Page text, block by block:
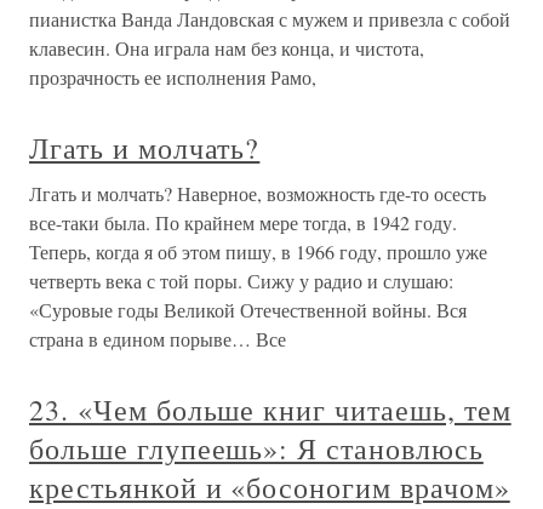
пианистка Ванда Ландовская с мужем и привезла с собой
клавесин. Она играла нам без конца, и чистота,
прозрачность ее исполнения Рамо,
Лгать и молчать?
Лгать и молчать? Наверное, возможность где-то осесть
все-таки была. По крайнем мере тогда, в 1942 году.
Теперь, когда я об этом пишу, в 1966 году, прошло уже
четверть века с той поры. Сижу у радио и слушаю:
«Суровые годы Великой Отечественной войны. Вся
страна в едином порыве… Все
23. «Чем больше книг читаешь, тем
больше глупеешь»: Я становлюсь
крестьянкой и «босоногим врачом»